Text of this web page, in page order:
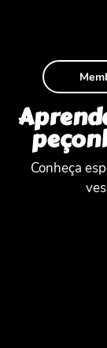
Conheça